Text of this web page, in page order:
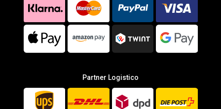
Partner Logistico